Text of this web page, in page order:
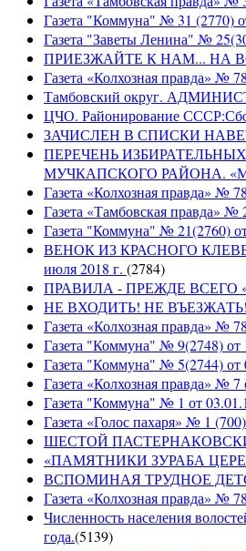
Газета "Коммуна" № 31 (2770)
Газета "Заветы Ленина" №
ПРИЕЗЖАЙТЕ К НАМ... НА
Газета «Колхозная правда» №
Тамбовский округ.
ЦЧО. Районирование
ЗАЧИСЛЕН В СПИСКИ
ПЕРЕЧЕНЬ
МУЧКАПСКОГО РАЙОНА.
Газета «Колхозная правда» №
Газета «Тамбовская правда» №
Газета "Коммуна" № 21(2760) от
ВЕНОК ИЗ КРАСНОГО
июля 2018 г. (2784)
ПРАВИЛА - ПРЕЖДЕ ВСЕГО
НЕ ВХОДИТЬ! НЕ ВЪЕЗЖАТЬ!
Газета «Колхозная правда» №
Газета "Коммуна" №
Газета "Коммуна" № 5(2744) от
Газета «Колхозная правда» №
Газета "Коммуна" № 1 от
Газета «Голос пахаря» № 1
ШЕСТОЙ ПАСТЕРНАКОВСКИЙ,
«ПАМЯТНИКИ ЗУРАБА
ВСПОМИНАЯ ТРУДНОЕ
Газета «Колхозная правда» №
Численность населения
года.(5139)